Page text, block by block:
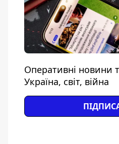
Оперативні новини
Україна, світ, війна